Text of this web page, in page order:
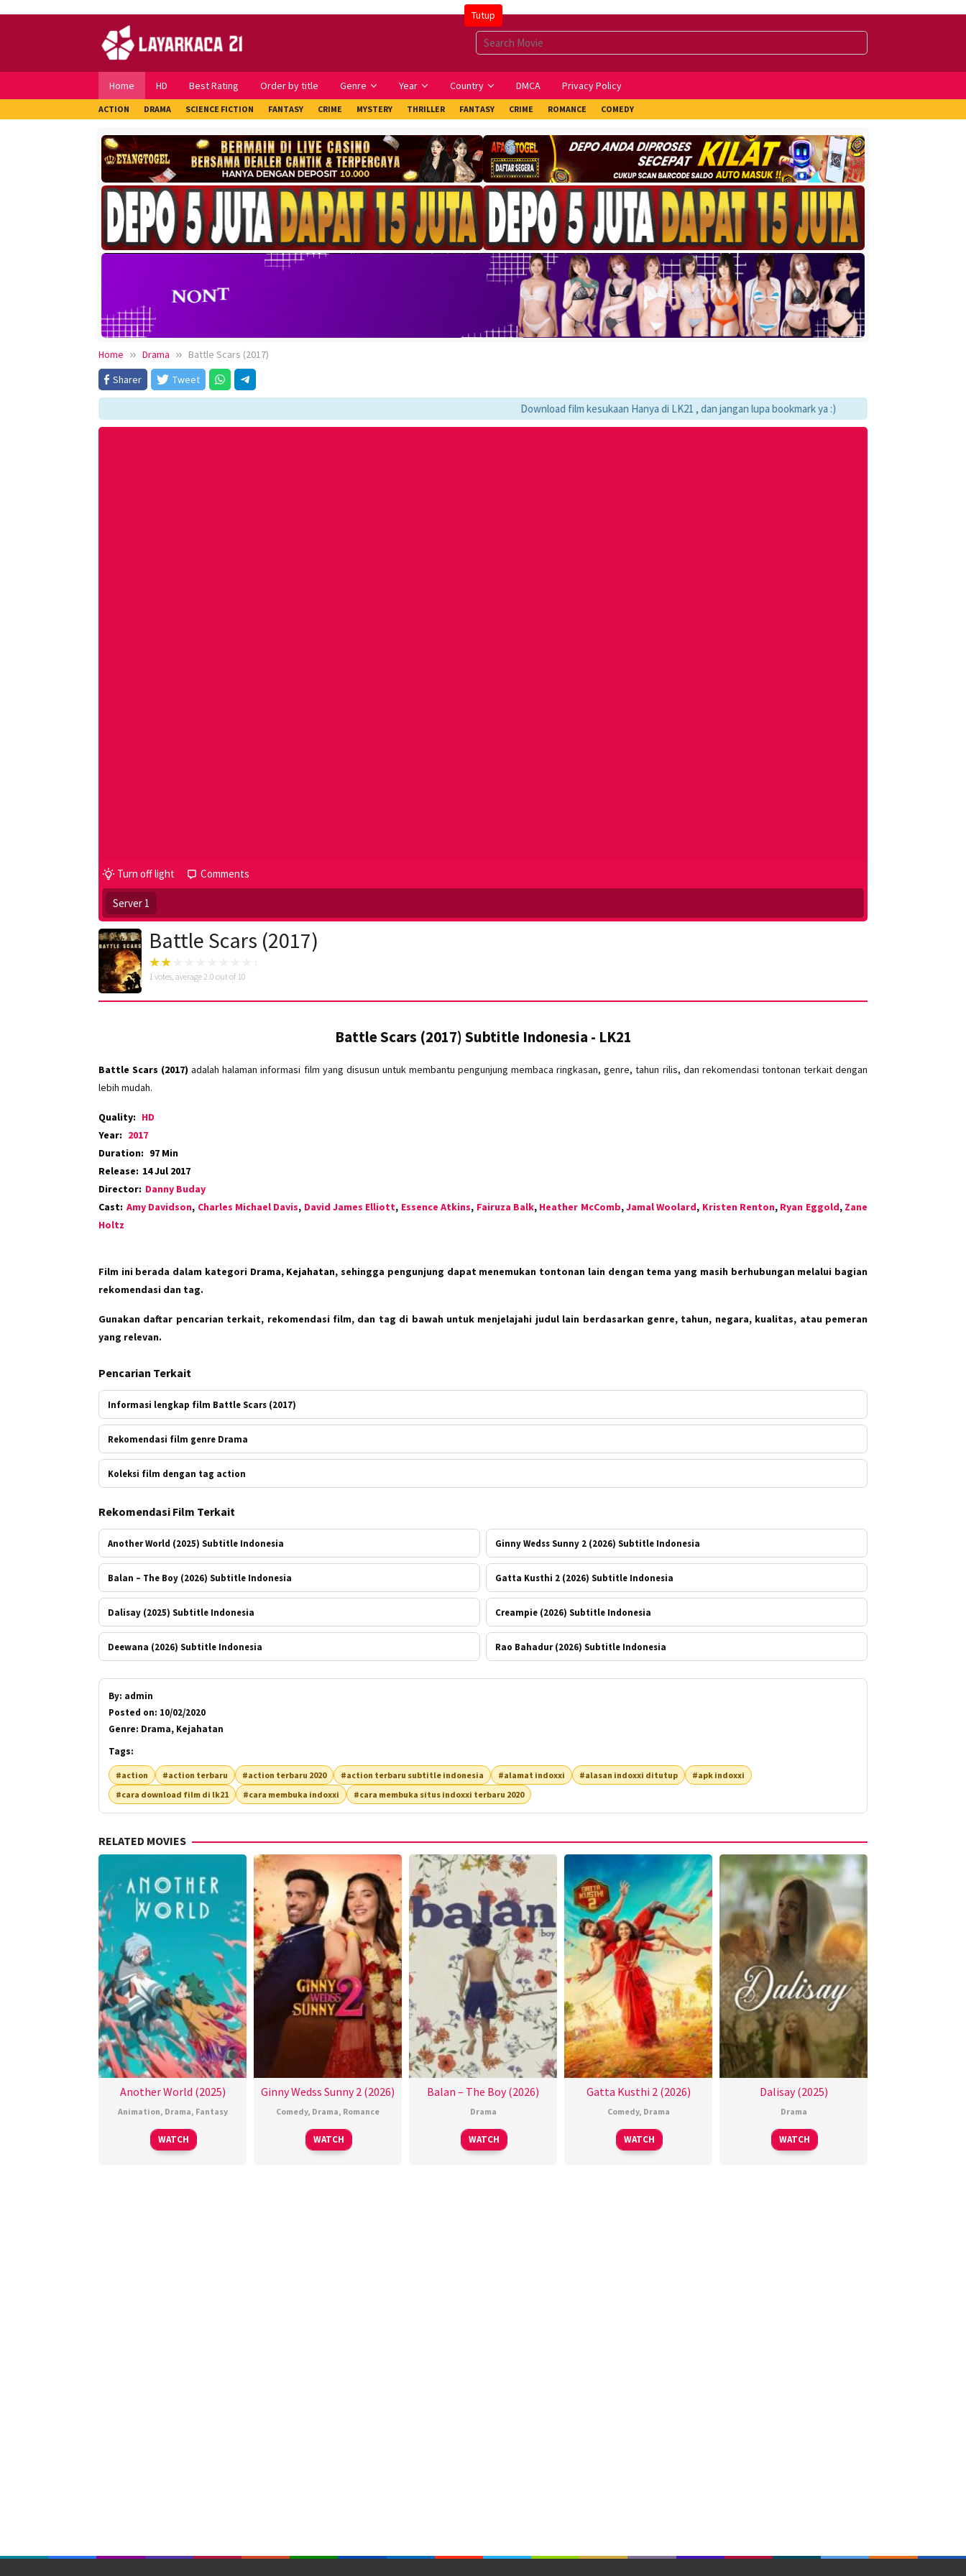
Tutup
Home HD Best Rating Order by title Genre Year Country DMCA Privacy Policy
ACTION DRAMA SCIENCE FICTION FANTASY CRIME MYSTERY THRILLER FANTASY CRIME ROMANCE COMEDY
Home Drama
Battle Scars (2017)
Sharer
Tweet
Download film kesukaan Hanya di LK21 , dan jangan lupa bookmark ya :)
Turn off light Comments
Server 1
Battle Scars (2017)
1 votes, average2.0 out of 10
Battle Scars (2017) Subtitle Indonesia - LK21
Battle Scars (2017) adalah halaman informasi film yang disusun untuk membantu pengunjung membaca ringkasan, genre, tahun rilis, dan rekomendasi tontonan terkait dengan
lebih mudah.
Quality: HD
Year: 2017
Duration: 97 Min
Release: 14 Jul 2017
Director: Danny Buday
Cast: Amy Davidson, Charles Michael Davis, David James Elliott, Essence Atkins, Fairuza Balk, Heather McComb,Jamal Woolard, Kristen Renton, Ryan Eggold, Zane
Holtz
Film ini berada dalam kategori Drama, Kejahatan, sehingga pengunjung dapat menemukan tontonan lain dengan tema yang masih berhubungan melalui bagian
rekomendasi dan tag.
Gunakan daftar pencarian terkait, rekomendasi film, dan tag di bawah untuk menjelajahi judul lain berdasarkan genre, tahun, negara, kualitas, atau pemeran
yang relevan.
Pencarian Terkait
Informasi lengkap film Battle Scars (2017)
Rekomendasi film genre Drama
Koleksi film dengan tag action
Rekomendasi Film Terkait
Another World (2025) Subtitle Indonesia Ginny Wedss Sunny 2 (2026) Subtitle Indonesia
Balan – The Boy (2026) Subtitle Indonesia Gatta Kusthi 2 (2026) Subtitle Indonesia
Dalisay (2025) Subtitle Indonesia Creampie (2026) Subtitle Indonesia
Deewana (2026) Subtitle Indonesia Rao Bahadur (2026) Subtitle Indonesia
By: admin
Posted on: 10/02/2020
Genre: Drama, Kejahatan
Tags:
#action #action terbaru #action terbaru 2020 #action terbaru subtitle indonesia #alamat indoxxi #alasan indoxxi ditutup
#apk indoxxi
#cara download film di lk21
#cara membuka indoxxi #cara membuka situs indoxxi terbaru 2020
RELATED MOVIES
Another World (2025)
Animation, Drama, Fantasy
WATCH
Ginny Wedss Sunny 2 (2026)
Comedy, Drama, Romance
WATCH
Balan – The Boy (2026)
Drama
WATCH
Gatta Kusthi 2 (2026)
Comedy, Drama
WATCH
Dalisay (2025)
Drama
WATCH